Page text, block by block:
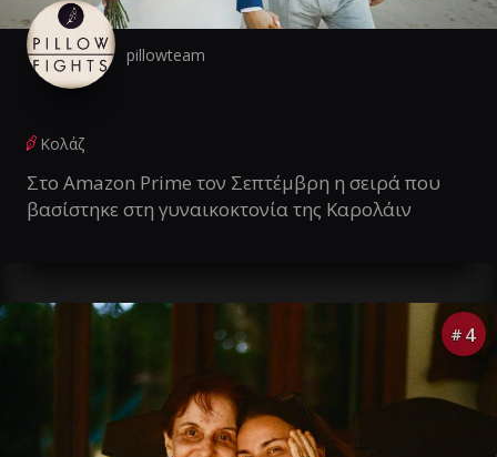
pillowteam
Κολάζ
Στο Amazon Prime τον Σεπτέμβρη η σειρά που
βασίστηκε στη γυναικοκτονία της Καρολάιν
# 4